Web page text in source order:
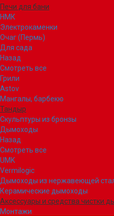
Печи для бани
НМК
Электрокаменки
Очаг (Пермь)
Для сада
Назад
Смотреть все
Грили
Astov
Мангалы, барбекю
Тандыр
Скульптуры из бронзы
Дымоходы
Назад
Смотреть все
UMK
Vermilogic
Дымоходы из нержавеющей
Керамические дымоходы
Аксессуары и средства чистки
Монтажи